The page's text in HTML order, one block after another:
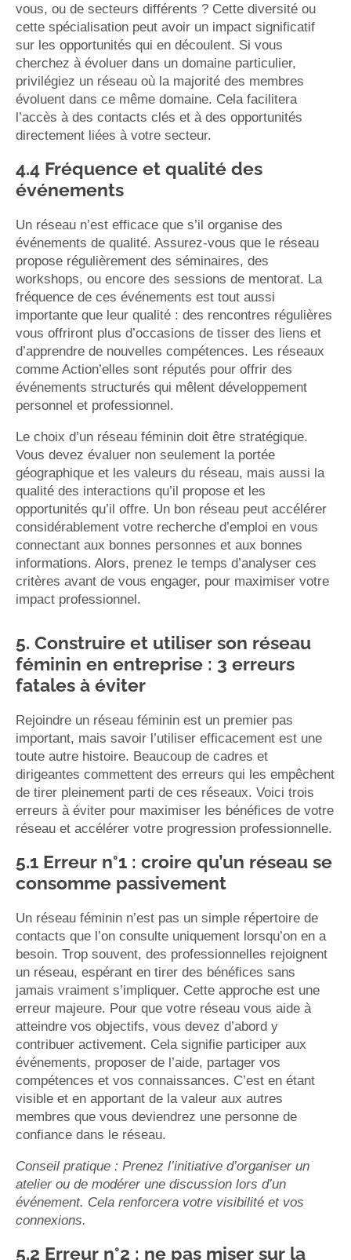
vous, ou de secteurs différents ? Cette diversité ou
cette spécialisation peut avoir un impact significatif
sur les opportunités qui en découlent. Si vous
cherchez à évoluer dans un domaine particulier,
privilégiez un réseau où la majorité des membres
évoluent dans ce même domaine. Cela facilitera
l’accès à des contacts clés et à des opportunités
directement liées à votre secteur.
4.4 Fréquence et qualité des
événements
Un réseau n’est efficace que s’il organise des
événements de qualité. Assurez-vous que le réseau
propose régulièrement des séminaires, des
workshops, ou encore des sessions de mentorat. La
fréquence de ces événements est tout aussi
importante que leur qualité : des rencontres régulières
vous offriront plus d’occasions de tisser des liens et
d’apprendre de nouvelles compétences. Les réseaux
comme Action’elles sont réputés pour offrir des
événements structurés qui mêlent développement
personnel et professionnel.
Le choix d’un réseau féminin doit être stratégique.
Vous devez évaluer non seulement la portée
géographique et les valeurs du réseau, mais aussi la
qualité des interactions qu’il propose et les
opportunités qu’il offre. Un bon réseau peut accélérer
considérablement votre recherche d’emploi en vous
connectant aux bonnes personnes et aux bonnes
informations. Alors, prenez le temps d’analyser ces
critères avant de vous engager, pour maximiser votre
impact professionnel.
5. Construire et utiliser son réseau
féminin en entreprise : 3 erreurs
fatales à éviter
Rejoindre un réseau féminin est un premier pas
important, mais savoir l’utiliser efficacement est une
toute autre histoire. Beaucoup de cadres et
dirigeantes commettent des erreurs qui les empêchent
de tirer pleinement parti de ces réseaux. Voici trois
erreurs à éviter pour maximiser les bénéfices de votre
réseau et accélérer votre progression professionnelle.
5.1 Erreur n°1 : croire qu’un réseau se
consomme passivement
Un réseau féminin n’est pas un simple répertoire de
contacts que l’on consulte uniquement lorsqu’on en a
besoin. Trop souvent, des professionnelles rejoignent
un réseau, espérant en tirer des bénéfices sans
jamais vraiment s’impliquer. Cette approche est une
erreur majeure. Pour que votre réseau vous aide à
atteindre vos objectifs, vous devez d’abord y
contribuer activement. Cela signifie participer aux
événements, proposer de l’aide, partager vos
compétences et vos connaissances. C’est en étant
visible et en apportant de la valeur aux autres
membres que vous deviendrez une personne de
confiance dans le réseau.
Conseil pratique : Prenez l’initiative d’organiser un
atelier ou de modérer une discussion lors d’un
événement. Cela renforcera votre visibilité et vos
connexions.
5.2 Erreur n°2 : ne pas miser sur la